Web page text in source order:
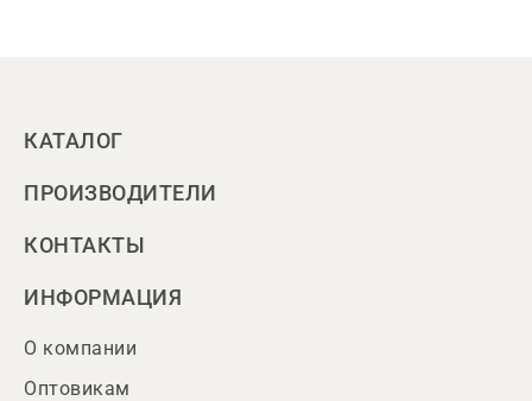
КАТАЛОГ
ПРОИЗВОДИТЕЛИ
КОНТАКТЫ
ИНФОРМАЦИЯ
О компании
Оптовикам